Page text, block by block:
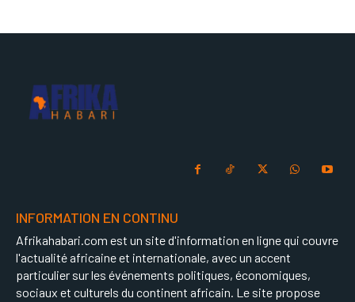
INFORMATION EN CONTINU
Afrikahabari.com est un site d'information en ligne qui couvre
l'actualité africaine et internationale, avec un accent
particulier sur les événements politiques, économiques,
sociaux et culturels du continent africain. Le site propose